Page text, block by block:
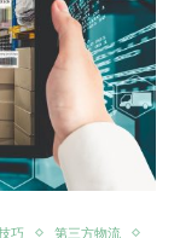
巧
第三方物流